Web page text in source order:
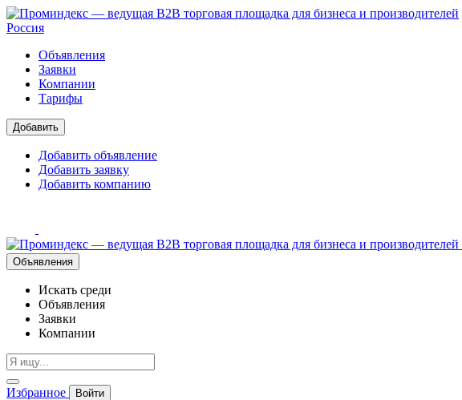
Россия
Объявления
Заявки
Компании
Тарифы
Добавить
Добавить объявление
Добавить заявку
Добавить компанию
Объявления
Искать среди
Объявления
Заявки
Компании
Избранное Войти